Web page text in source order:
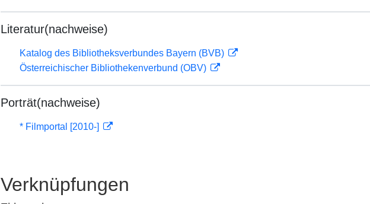
Literatur(nachweise)
Katalog des Bibliotheksverbundes Bayern (BVB)
Österreichischer Bibliothekenverbund (OBV)
Porträt(nachweise)
* Filmportal [2010-]
Verknüpfungen